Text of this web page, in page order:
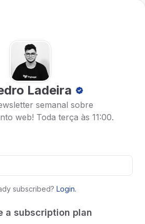
Ladeira
semanal sobre
web! Toda terça às 11:00.
subscribed? Login.
a subscription plan